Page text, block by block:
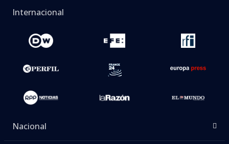
Internacional
Nacional